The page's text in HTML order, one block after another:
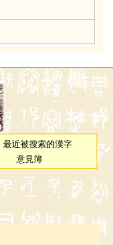
最近被搜索的漢字
意見簿